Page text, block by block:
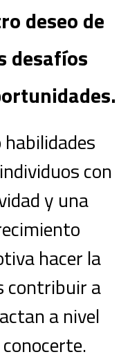
deseo de
desafíos
con
y una
hacer la
contribuir a
a nivel